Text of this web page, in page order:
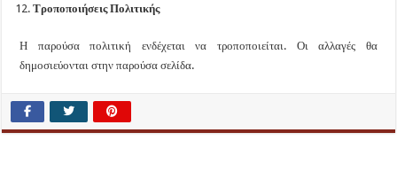
Τροποποιήσεις Πολιτικής
Η παρούσα πολιτική ενδέχεται να τροποποιείται. Οι αλλαγές θα
δημοσιεύονται στην παρούσα σελίδα.